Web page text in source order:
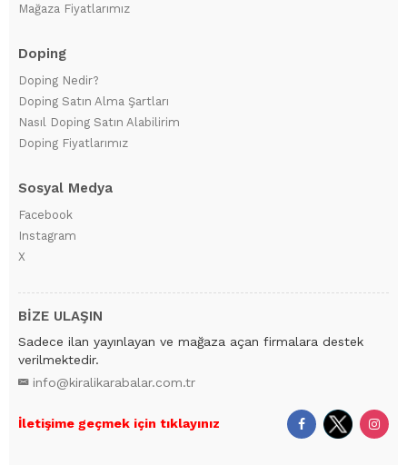
Mağaza Fiyatlarımız
Doping
Doping Nedir?
Doping Satın Alma Şartları
Nasıl Doping Satın Alabilirim
Doping Fiyatlarımız
Sosyal Medya
Facebook
Instagram
X
BİZE ULAŞIN
Sadece ilan yayınlayan ve mağaza açan firmalara destek
verilmektedir.
info@kiralikarabalar.com.tr
İletişime geçmek için tıklayınız